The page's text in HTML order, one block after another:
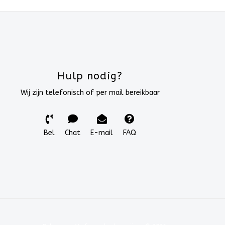
Hulp nodig?
Wij zijn telefonisch of per mail bereikbaar
Bel Chat E-mail FAQ